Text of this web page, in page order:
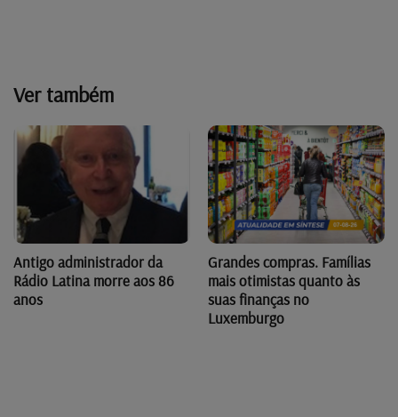
Ver também
Antigo administrador da
Rádio Latina morre aos 86
anos
Grandes compras. Famílias
mais otimistas quanto às
suas finanças no
Luxemburgo